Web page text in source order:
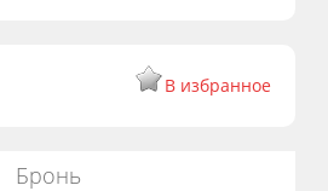
В избранное
Бронь